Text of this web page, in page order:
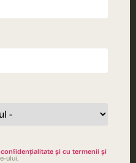
și cu termenii și
ului.